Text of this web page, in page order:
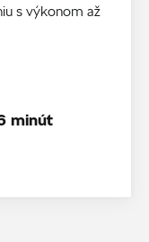
s výkonom až
minút